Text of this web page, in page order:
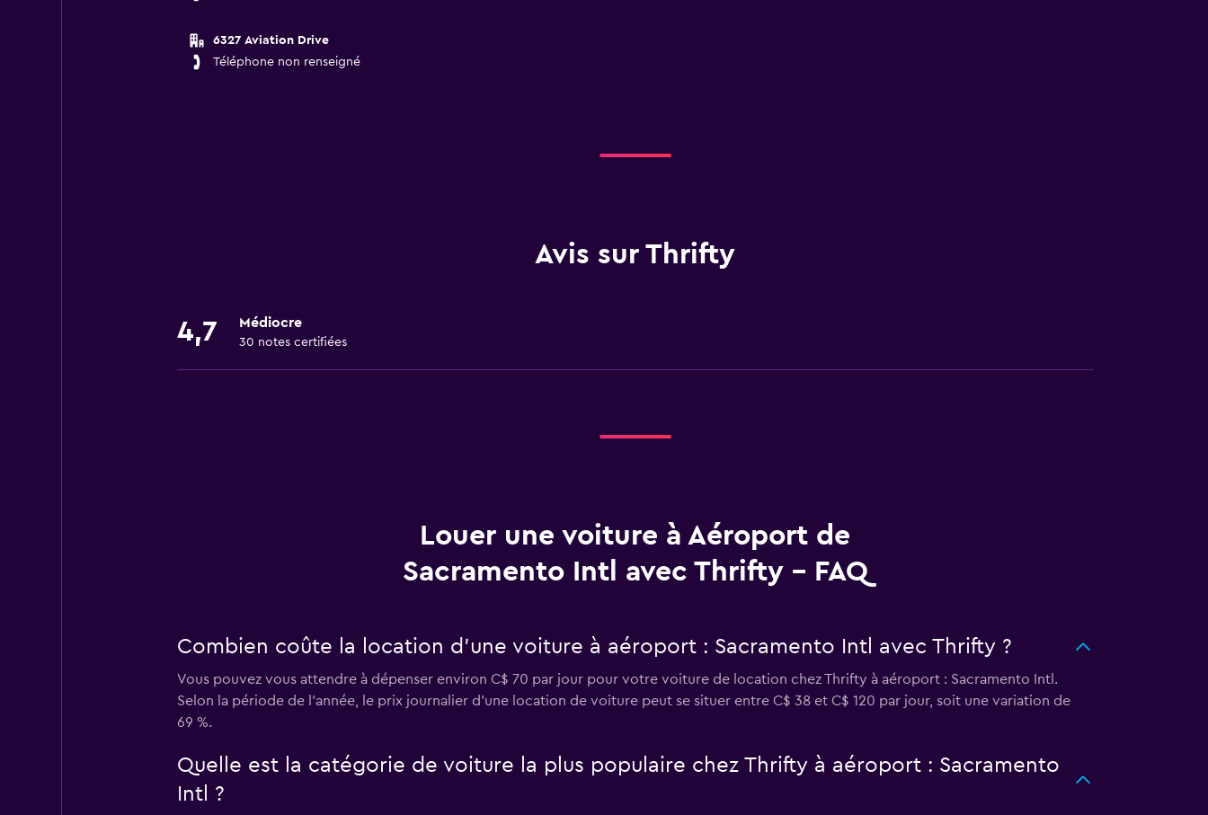
6327 Aviation Drive
Téléphone non renseigné
Avis sur Thrifty
4,7 Médiocre
30 notes certifiées
Louer une voiture à Aéroport de
Sacramento Intl avec Thrifty - FAQ
Combien coûte la location d’une voiture à aéroport : Sacramento Intl avec Thrifty ?
Vous pouvez vous attendre à dépenser environ C$ 70 par jour pour votre voiture de location chez Thrifty à aéroport : Sacramento Intl.
Selon la période de l’année, le prix journalier d'une location de voiture peut se situer entre C$ 38 et C$ 120 par jour, soit une variation de
69 %.
Quelle est la catégorie de voiture la plus populaire chez Thrifty à aéroport : Sacramento
Intl ?